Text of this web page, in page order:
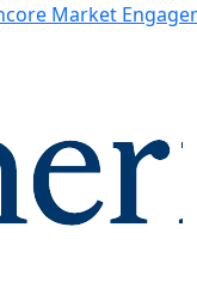
Market